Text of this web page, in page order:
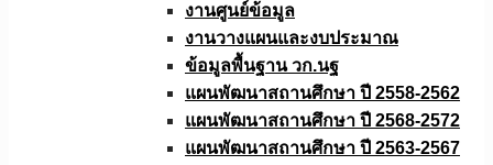
งานศูนย์ข้อมูล
งานวางแผนและงบประมาณ
ข้อมูลพื้นฐาน วก.นฐ
แผนพัฒนาสถานศึกษา ปี 2558-2562
แผนพัฒนาสถานศึกษา ปี 2568-2572
แผนพัฒนาสถานศึกษา ปี 2563-2567